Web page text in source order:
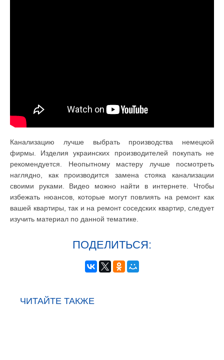
Канализацию лучше выбрать производства немецкой
фирмы. Изделия украинских производителей покупать не
рекомендуется. Неопытному мастеру лучше посмотреть
наглядно, как производится замена стояка канализации
своими руками. Видео можно найти в интернете. Чтобы
избежать нюансов, которые могут повлиять на ремонт как
вашей квартиры, так и на ремонт соседских квартир, следует
изучить материал по данной тематике.
ПОДЕЛИТЬСЯ:
ЧИТАЙТЕ ТАКЖЕ